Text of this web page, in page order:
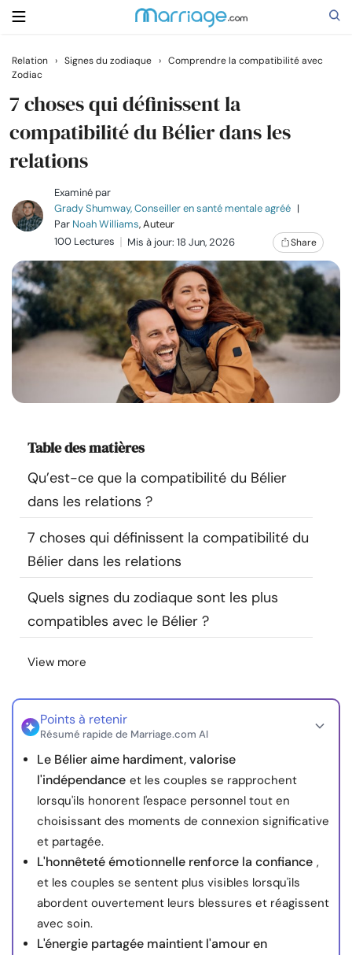
Rechercher
Se marier
Relations
Famille
Aide
Cours
Trouver un thérapeute
Langue
À propos de nous Contact Écrivez pour nous
© Copyright 2026. Tous droits réservés.
Relation › Signes du zodiaque › Comprendre la compatibilité avec
Zodiac
7 choses qui définissent la
compatibilité du Bélier dans les
relations
Examiné par
Grady Shumway, Conseiller en santé mentale agréé |
Par Noah Williams, Auteur
100 Lectures
Mis à jour: 18 Jun, 2026 Share
Table des matières
Qu’est-ce que la compatibilité du Bélier
dans les relations ?
7 choses qui définissent la compatibilité du
Bélier dans les relations
Quels signes du zodiaque sont les plus
compatibles avec le Bélier ?
View more
Points à retenir
Résumé rapide de Marriage.com AI
Le Bélier aime hardiment, valorise
l'indépendance et les couples se rapprochent
lorsqu'ils honorent l'espace personnel tout en
choisissant des moments de connexion significative
et partagée.
L'honnêteté émotionnelle renforce la confiance ,
et les couples se sentent plus visibles lorsqu'ils
abordent ouvertement leurs blessures et réagissent
avec soin.
L'énergie partagée maintient l'amour en